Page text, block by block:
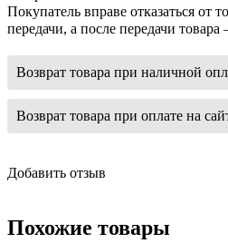
Покупатель вправе отказаться от
передачи, а после передачи товара
Возврат товара при наличной
Возврат товара при оплате на
Добавить отзыв
Похожие товары